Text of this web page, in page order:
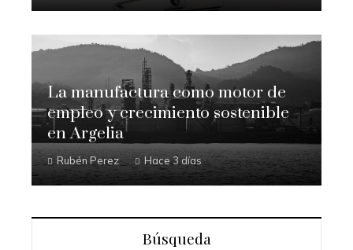
La manufactura como motor de
empleo y crecimiento sostenible
en Argelia
Rubén Perez Hace 3 días
Búsqueda